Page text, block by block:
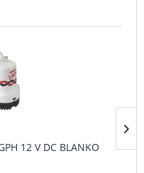
12 V DC BLANKO